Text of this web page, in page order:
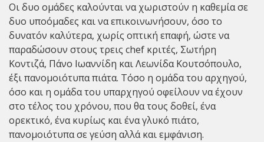
Οι δυο ομάδες καλούνται να χωριστούν η καθεμία σε
δυο υποόμαδες και να επικοινωνήσουν, όσο το
δυνατόν καλύτερα, χωρίς οπτική επαφή, ώστε να
παραδώσουν στους τρεις chef κριτές, Σωτήρη
Κοντιζά, Πάνο Ιωαννίδη και Λεωνίδα Κουτσόπουλο,
έξι πανομοιότυπα πιάτα. Τόσο η ομάδα του αρχηγού,
όσο και η ομάδα του υπαρχηγού οφείλουν να έχουν
στο τέλος του χρόνου, που θα τους δοθεί, ένα
ορεκτικό, ένα κυρίως και ένα γλυκό πιάτο,
πανομοιότυπα σε γεύση αλλά και εμφάνιση.